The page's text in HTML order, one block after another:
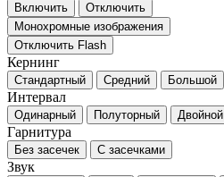
Включить
Отключить
Монохромные изображения
Отключить Flash
Кернинг
Стандартный Средний Большой
Интервал
Одинарный Полуторный Двойной
Гарнитура
Без засечек С засечками
Звук